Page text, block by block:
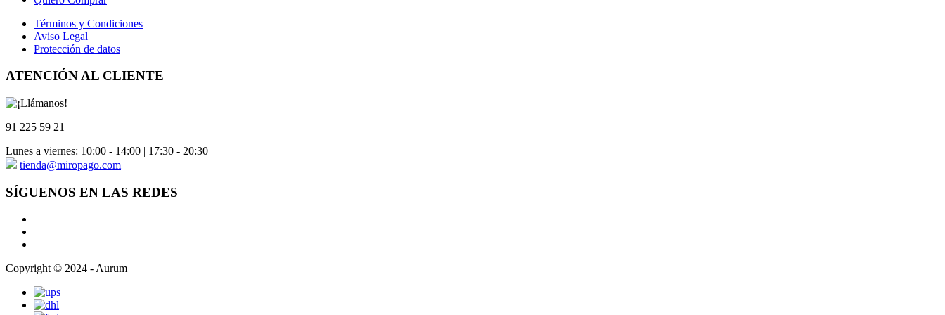
Términos y Condiciones
Aviso Legal
Protección de datos
ATENCIÓN AL CLIENTE
91 225 59 21
Lunes a viernes: 10:00 - 14:00 | 17:30 - 20:30
tienda@miropago.com
SÍGUENOS EN LAS REDES
Copyright © 2024 - Aurum